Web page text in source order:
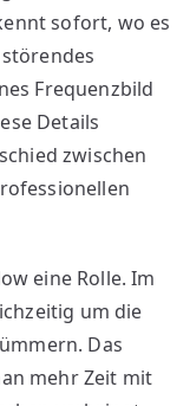
sofort, wo es
Frequenzbild
Details
zwischen
eine Rolle. Im
um die
Das
mehr Zeit mit